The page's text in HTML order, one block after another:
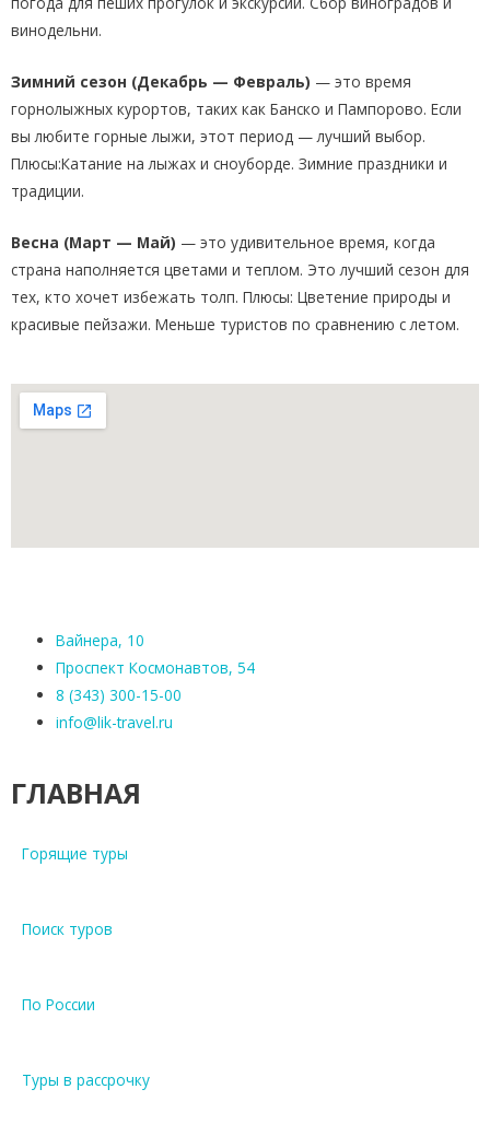
винодельни.
Зимний сезон (Декабрь — Февраль) — это время
горнолыжных курортов, таких как Банско и Пампорово. Если
вы любите горные лыжи, этот период — лучший выбор.
Плюсы:Катание на лыжах и сноуборде. Зимние праздники и
традиции.
Весна (Март — Май) — это удивительное время, когда
страна наполняется цветами и теплом. Это лучший сезон для
тех, кто хочет избежать толп. Плюсы: Цветение природы и
красивые пейзажи. Меньше туристов по сравнению с летом.
Вайнера, 10
Проспект Космонавтов, 54
8 (343) 300-15-00
info@lik-travel.ru
ГЛАВНАЯ
Горящие туры
Поиск туров
По России
Туры в рассрочку